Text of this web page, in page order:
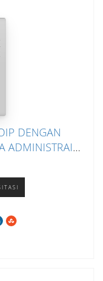
DENGAN
ADMINISTRAI